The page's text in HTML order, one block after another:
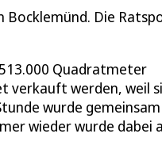
Bocklemünd. Die
Quadratmeter
verkauft werden, weil
wurde gemeinsam
wieder wurde dabei